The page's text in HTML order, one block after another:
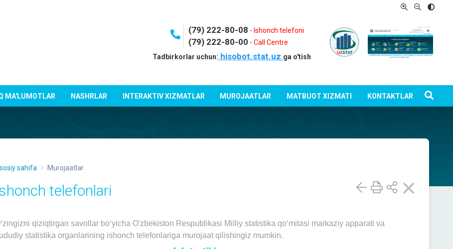
(79) 222-80-08 - Ishonch telefoni
(79) 222-80-00 -Call Centre
Tadbirkorlar uchun: hisobot.stat.uz ga o'tish
MA'LUMOTLAR NASHRLAR INTERAKTIV XIZMATLAR MUROJAATLAR MATBUOT XIZMATI KONTAKTLAR
sahifa Murojaatlar
telefonlari
qiziqtirgаn sаvollаr bo‘yichа O'zbekiston Respublikasi Milliy statistika qo‘mitasi mаrkаziy аppаrаti vа
stаtistikа orgаnlаrining ishonch telefonlаrigа murojааt qilishingiz mumkin.